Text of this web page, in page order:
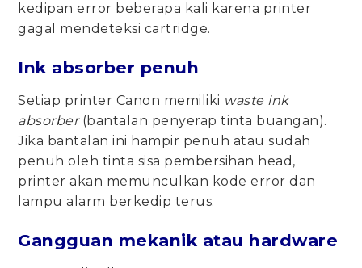
kedipan error beberapa kali karena printer
gagal mendeteksi cartridge.
Ink absorber penuh
Setiap printer Canon memiliki waste ink
absorber(bantalan penyerap tinta buangan).
Jika bantalan ini hampir penuh atau sudah
penuh oleh tinta sisa pembersihan head,
printer akan memunculkan kode error dan
lampu alarm berkedip terus.
Gangguan mekanik atau hardware